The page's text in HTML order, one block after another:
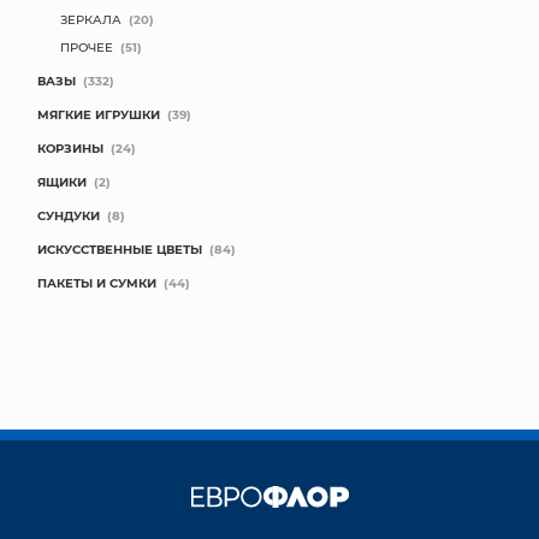
ЗЕРКАЛА (20)
ПРОЧЕЕ (51)
ВАЗЫ (332)
МЯГКИЕ ИГРУШКИ (39)
КОРЗИНЫ (24)
ЯЩИКИ (2)
СУНДУКИ (8)
ИСКУССТВЕННЫЕ ЦВЕТЫ (84)
ПАКЕТЫ И СУМКИ (44)